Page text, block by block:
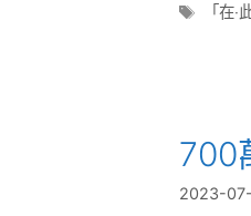
「在
700
2023-